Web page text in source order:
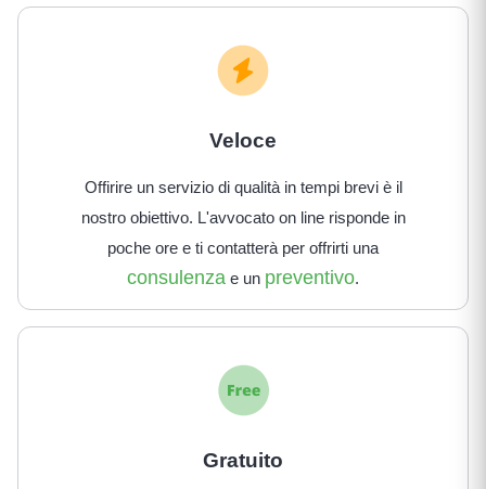
Veloce
Offirire un servizio di qualità in tempi brevi è il
nostro obiettivo. L'avvocato on line risponde in
poche ore e ti contatterà per offrirti una
consulenza e un preventivo.
Gratuito